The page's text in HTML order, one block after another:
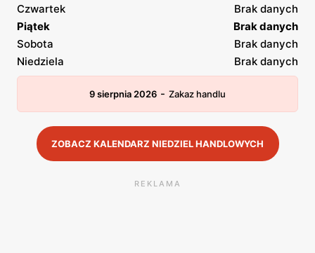
Czwartek
Brak danych
Piątek
Brak danych
Sobota
Brak danych
Niedziela
Brak danych
9 sierpnia 2026 - Zakaz handlu
ZOBACZ KALENDARZ NIEDZIEL HANDLOWYCH
REKLAMA